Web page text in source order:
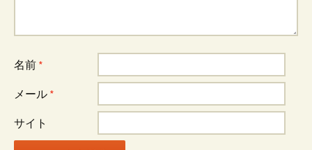
名前 *
メール *
サイト